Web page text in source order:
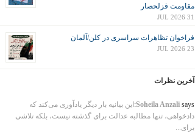
مقاومت قزلحصار
31 JUL 2026
فراخوان تظاهرات سراسری در کلن/آلمان
23 JUL 2026
آخرین نظرات
Soheila Anzalisays:
این بیانیه بار دیگر یادآوری می‌کند که
دادخواهی، تنها مطالبه عدالت برای گذشته نیست، بلکه تلاشی
برای...